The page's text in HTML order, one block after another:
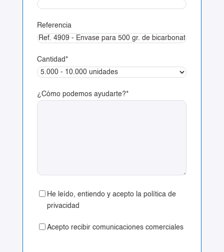
Referencia
Cantidad *
¿Cómo podemos ayudarte?*
He leído, entiendo y acepto la política de
privacidad
Acepto recibir comunicaciones comerciales